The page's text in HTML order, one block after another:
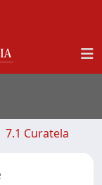
7.1 Curatela